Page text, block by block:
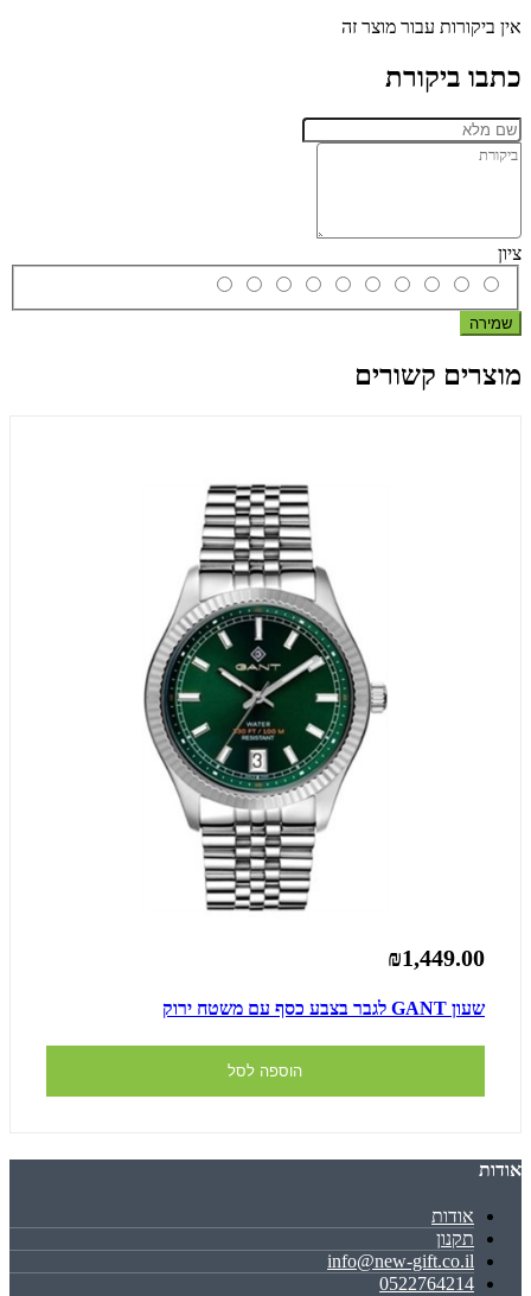
אין ביקורות עבור מוצר זה
כתבו ביקורת
ציון
שמירה
מוצרים קשורים
₪1,449.00
שעון GANT לגבר בצבע כסף עם משטח ירוק
הוספה לסל
אודות
אודות
תקנון
info@new-gift.co.il
0522764214